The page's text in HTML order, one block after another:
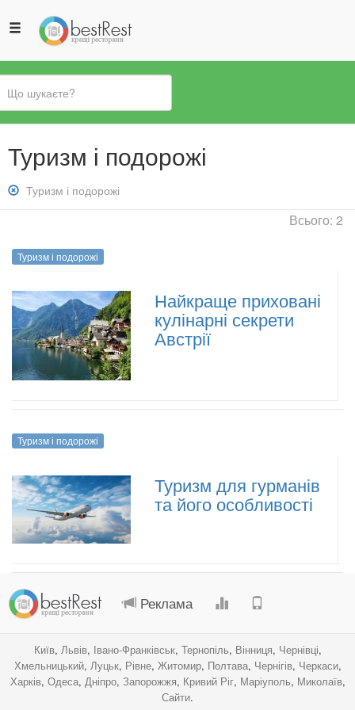
Ви
є
тут
Туризм і подорожі
Зняти
фільтр:
подорожі
Туризм і подорожі
Всього: 2
Туризм і подорожі
Найкраще приховані
кулінарні секрети
Австрії
Туризм і подорожі
Туризм для гурманів
та його особливості
Реклама
Київ, Львів, Івано-Франківськ, Тернопіль, Вінниця, Чернівці,
Хмельницький, Луцьк, Рівне, Житомир, Полтава, Чернігів, Черкаси,
Харків, Одеса, Дніпро, Запорожжя, Кривий Ріг, Маріуполь, Миколаїв,
Сайти.